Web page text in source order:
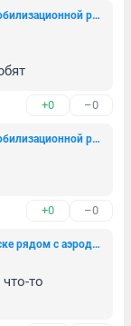
В Краснодаре застрелили замначальника по мобилизационной работе мэрии города
+0 –0
В Краснодаре застрелили замначальника по мобилизационной работе мэрии города
+0 –0
Огромная воронка в поле. В Приморско-Ахтарске рядом с аэродромом произошел взрыв
то